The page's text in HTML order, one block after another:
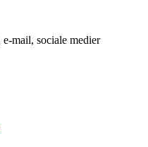
mail, sociale medier